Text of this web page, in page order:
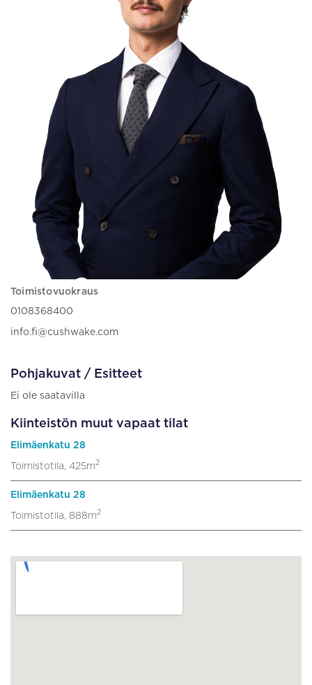
Toimistovuokraus
0108368400
info.fi@cushwake.com
Pohjakuvat / Esitteet
Ei ole saatavilla
Kiinteistön muut vapaat tilat
Elimäenkatu 28
Toimistotila, 425m2
Elimäenkatu 28
Toimistotila, 888m2